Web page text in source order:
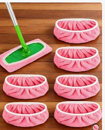
います、複数のモップタイプと互換
性があります